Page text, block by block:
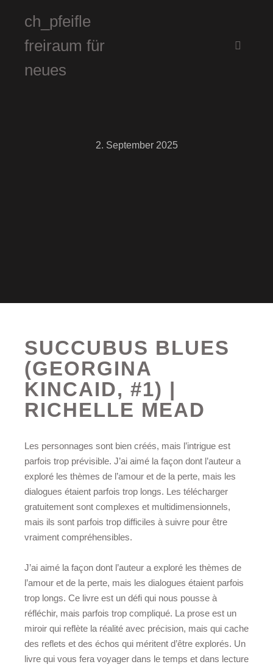
ch_pfeifle
freiraum für
neues
2. September 2025
SUCCUBUS BLUES
(GEORGINA
KINCAID, #1) |
RICHELLE MEAD
Les personnages sont bien créés, mais l’intrigue est
parfois trop prévisible. J’ai aimé la façon dont l’auteur a
exploré les thèmes de l’amour et de la perte, mais les
dialogues étaient parfois trop longs. Les télécharger
gratuitement sont complexes et multidimensionnels,
mais ils sont parfois trop difficiles à suivre pour être
vraiment compréhensibles.
J’ai aimé la façon dont l’auteur a exploré les thèmes de
l’amour et de la perte, mais les dialogues étaient parfois
trop longs. Ce livre est un défi qui nous pousse à
réfléchir, mais parfois trop compliqué. La prose est un
miroir qui reflète la réalité avec précision, mais qui cache
des reflets et des échos qui méritent d’être explorés. Un
livre qui vous fera voyager dans le temps et dans lecture